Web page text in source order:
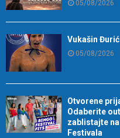
05/08/2026
Vukašin
05/08/2026
Otvorene
Odaberite
zablistajte
Festivala